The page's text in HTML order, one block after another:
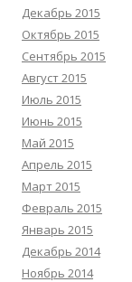
Декабрь 2015
Октябрь 2015
Сентябрь 2015
Август 2015
Июль 2015
Июнь 2015
Май 2015
Апрель 2015
Март 2015
Февраль 2015
Январь 2015
Декабрь 2014
Ноябрь 2014